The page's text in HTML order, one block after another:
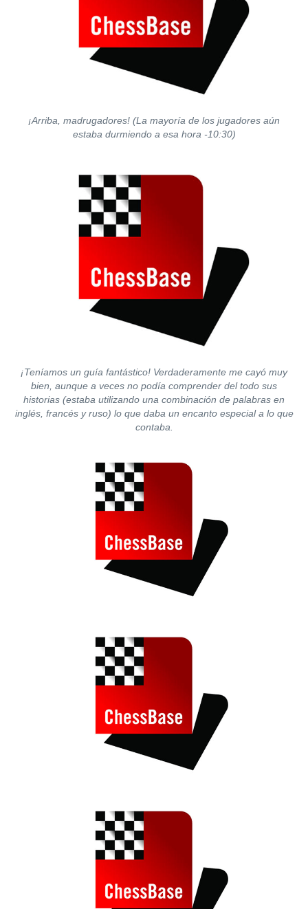
¡Arriba, madrugadores! (La mayoría de los jugadores aún
estaba durmiendo a esa hora -10:30)
¡Teníamos un guía fantástico! Verdaderamente me cayó muy
bien, aunque a veces no podía comprender del todo sus
historias (estaba utilizando una combinación de palabras en
inglés, francés y ruso) lo que daba un encanto especial a lo que
contaba.